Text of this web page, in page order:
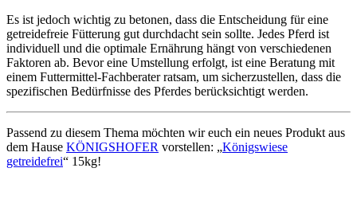
Es ist jedoch wichtig zu betonen, dass die Entscheidung für eine
getreidefreie Fütterung gut durchdacht sein sollte. Jedes Pferd ist
individuell und die optimale Ernährung hängt von verschiedenen
Faktoren ab. Bevor eine Umstellung erfolgt, ist eine Beratung mit
einem Futtermittel-Fachberater ratsam, um sicherzustellen, dass die
spezifischen Bedürfnisse des Pferdes berücksichtigt werden.
Passend zu diesem Thema möchten wir euch ein neues Produkt aus
dem Hause KÖNIGSHOFER vorstellen: „Königswiese
getreidefrei“ 15kg!